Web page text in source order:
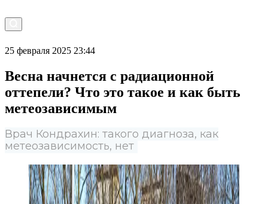
25 февраля 2025 23:44
Весна начнется с радиационной
оттепели? Что это такое и как быть
метеозависимым
Врач Кондрахин: такого диагноза, как
метеозависимость, нет